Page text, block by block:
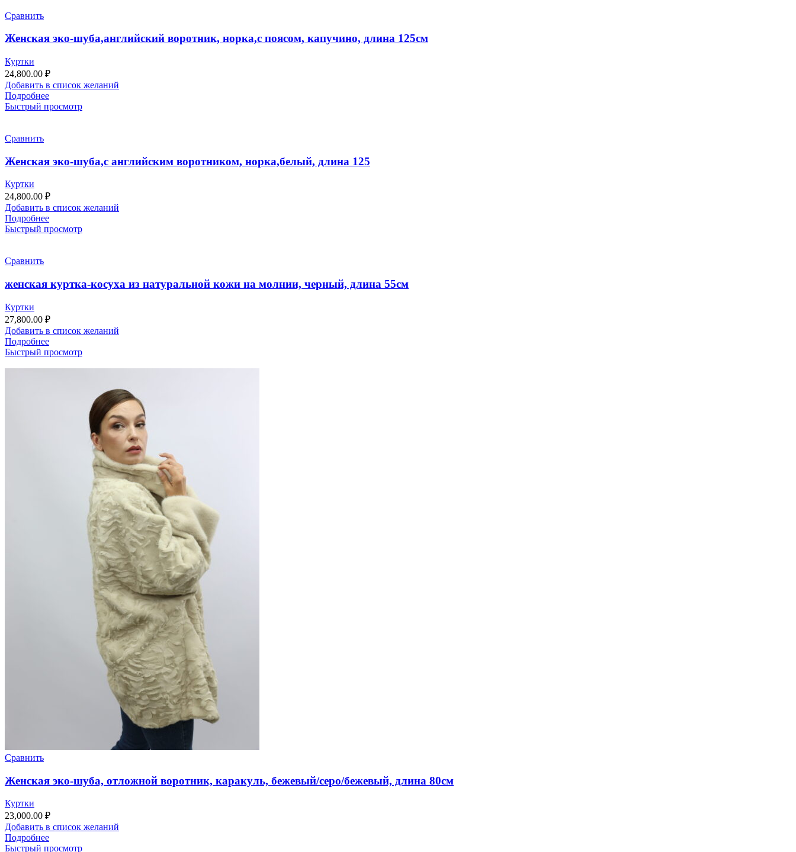
Сравнить
Женская эко-шуба,английский воротник, норка,с поясом, капучино, длина 125см
Куртки
24,800.00 ₽
Добавить в список желаний
Подробнее
Быстрый просмотр
Сравнить
Женская эко-шуба,с английским воротником, норка,белый, длина 125
Куртки
24,800.00 ₽
Добавить в список желаний
Подробнее
Быстрый просмотр
Сравнить
женская куртка-косуха из натуральной кожи на молнии, черный, длина 55см
Куртки
27,800.00 ₽
Добавить в список желаний
Подробнее
Быстрый просмотр
Сравнить
Женская эко-шуба, отложной воротник, каракуль, бежевый/серо/бежевый, длина 80см
Куртки
23,000.00 ₽
Добавить в список желаний
Подробнее
Быстрый просмотр